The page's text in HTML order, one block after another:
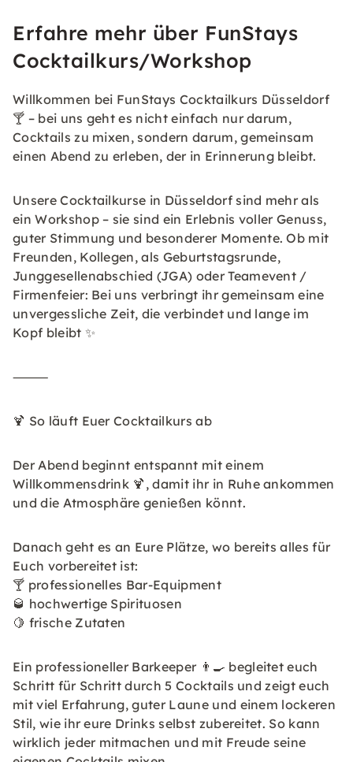
Erfahre mehr über FunStays
Cocktailkurs/Workshop
Willkommen bei FunStays Cocktailkurs Düsseldorf
🍸 – bei uns geht es nicht einfach nur darum,
Cocktails zu mixen, sondern darum, gemeinsam
einen Abend zu erleben, der in Erinnerung bleibt.
Unsere Cocktailkurse in Düsseldorf sind mehr als
ein Workshop – sie sind ein Erlebnis voller Genuss,
guter Stimmung und besonderer Momente. Ob mit
Freunden, Kollegen, als Geburtstagsrunde,
Junggesellenabschied (JGA) oder Teamevent /
Firmenfeier: Bei uns verbringt ihr gemeinsam eine
unvergessliche Zeit, die verbindet und lange im
Kopf bleibt ✨
⸻
🍹 So läuft Euer Cocktailkurs ab
Der Abend beginnt entspannt mit einem
Willkommensdrink 🍹, damit ihr in Ruhe ankommen
und die Atmosphäre genießen könnt.
Danach geht es an Eure Plätze, wo bereits alles für
Euch vorbereitet ist:
🍸 professionelles Bar-Equipment
🥃 hochwertige Spirituosen
🍋 frische Zutaten
Ein professioneller Barkeeper 👨‍🍳 begleitet euch
Schritt für Schritt durch 5 Cocktails und zeigt euch
mit viel Erfahrung, guter Laune und einem lockeren
Stil, wie ihr eure Drinks selbst zubereitet. So kann
wirklich jeder mitmachen und mit Freude seine